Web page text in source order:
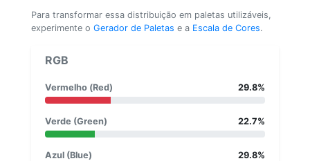
Para transformar essa distribuição em paletas utilizáveis,
experimente o Gerador de Paletas e a Escala de Cores.
RGB
Vermelho (Red) 29.8%
Verde (Green) 22.7%
Azul (Blue) 29.8%